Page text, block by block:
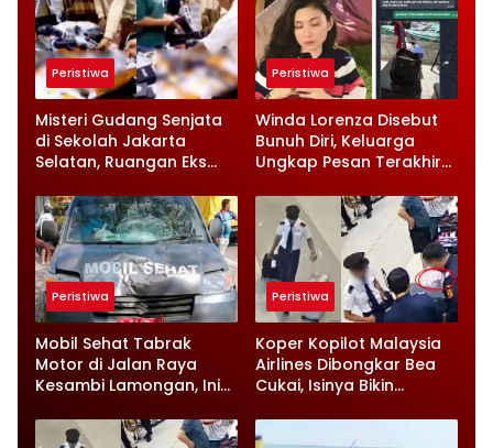
Peristiwa
Misteri Gudang Senjata
di Sekolah Jakarta
Selatan, Ruangan Eks
Sorotan
Peristiwa
Winda Lorenza Disebut
Bunuh Diri, Keluarga
Ungkap Pesan Terakhir
Rumah
Peristiwa
Mobil Sehat Tabrak
Motor di Jalan Raya
Kesambi Lamongan, Ini
Peristiwa
Koper Kopilot Malaysia
Airlines Dibongkar Bea
Cukai, Isinya Bikin